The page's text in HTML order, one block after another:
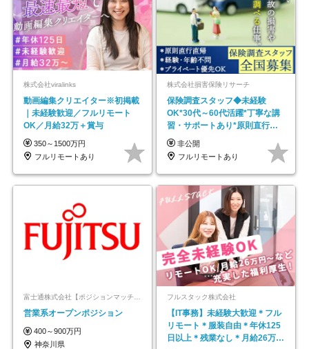
株式会社viralinks
動画編集クリエイター※初掲載
｜未経験歓迎／フルリモート
OK／月給32万＋賞与
350～1500万円
フルリモートあり
株式会社損害保険リサーチ
保険調査スタッフ◆未経験
OK*30代～60代活躍*丁寧な講
習・サポートあり*原則直行直
帰／全国募集・業務委託
非公開
フルリモートあり
富士通株式会社【ポジションマッチ登録】
営業系オープンポジション
400～900万円
神奈川県
フルスタック株式会社
【IT事務】未経験大歓迎＊フル
リモート＊服装自由＊年休125
日以上＊残業なし＊月給26万円